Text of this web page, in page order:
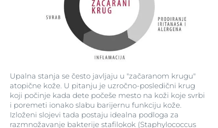
Upalna stanja se često javljaju u "začaranom krugu"
atopične kože. U pitanju je uzročno-posledični krug
koji počinje kada dete počeše mesto na koži koje svrbi
i poremeti ionako slabu barijernu funkciju kože.
Izloženi slojevi tada postaju idealna podloga za
razmnožavanje bakterije stafilokok (Staphylococcus